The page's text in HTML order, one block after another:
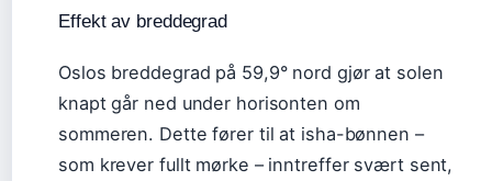
Effekt av breddegrad
Oslos breddegrad på 59,9° nord gjør at solen
knapt går ned under horisonten om
sommeren. Dette fører til at isha-bønnen –
som krever fullt mørke – inntreffer svært sent,